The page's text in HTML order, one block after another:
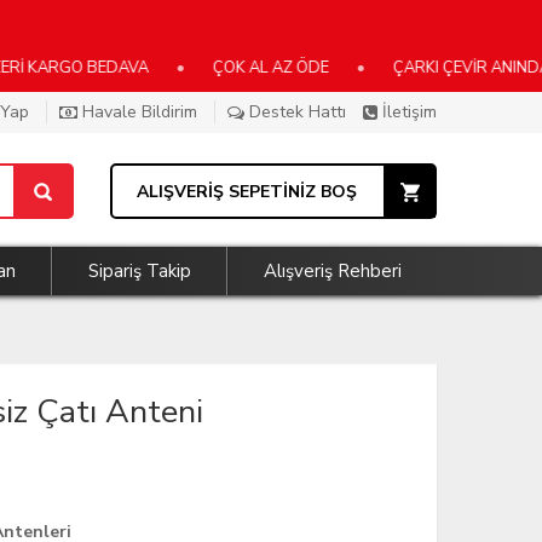
BEDAVA • ÇOK AL AZ ÖDE • ÇARKI ÇEVİR ANINDA
Havale Bildirim Destek Hattı İletişim
ALIŞVERİŞ SEPETİNİZ BOŞ
Sipariş Takip Alışveriş Rehberi
Çatı Anteni